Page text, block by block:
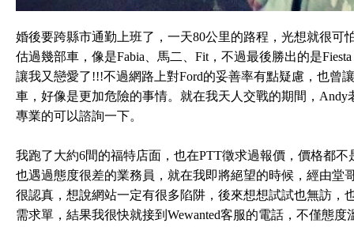
婚後要跨縣市通勤上班了，一天80公里的路程，光想就很可
估過幾部車，像是Fabia、馬二、Fit，不過最後勝出的是
讓我又戀愛了!!!不過網路上對Ford的妥善率有點疑慮，也曾
車，好像是更加危險的事情。就在我天人交戰的期間，
專業的可以諮詢一下。
我跑了大約6間的福特店面，也在PTT徵求過報價，價格都
也遇過態度很差的業務員，就在我即將絕望的時候，經由堂
很認真，想說網站一定有很多陷阱，後來想想試試也無訪，
需求單，結果我很快就接到Wewanted客服的電話，不僅態